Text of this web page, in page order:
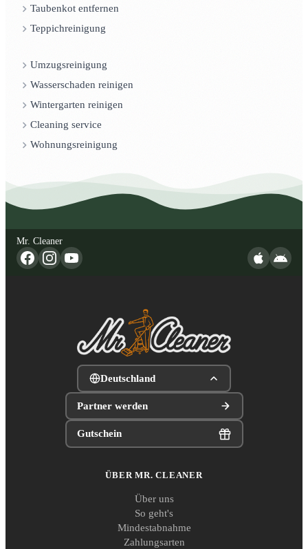
Taubenkot entfernen
Teppichreinigung
Umzugsreinigung
Wasserschaden reinigen
Wintergarten reinigen
Cleaning service
Wohnungsreinigung
Mr. Cleaner
Deutschland
Partner werden
Gutschein
ÜBER MR. CLEANER
Über uns
So geht's
Mindestabnahme
Zahlungsarten